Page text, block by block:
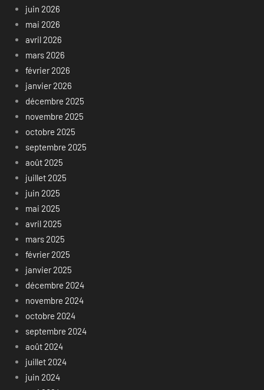
juin 2026
mai 2026
avril 2026
mars 2026
février 2026
janvier 2026
décembre 2025
novembre 2025
octobre 2025
septembre 2025
août 2025
juillet 2025
juin 2025
mai 2025
avril 2025
mars 2025
février 2025
janvier 2025
décembre 2024
novembre 2024
octobre 2024
septembre 2024
août 2024
juillet 2024
juin 2024